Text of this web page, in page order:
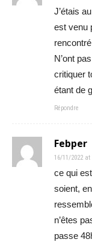
J’étais
est venu
N’ont
critiquer
étant de
Répondre
Febper
16/11/2022 at
ce qui
soient,
n’êtes
passe